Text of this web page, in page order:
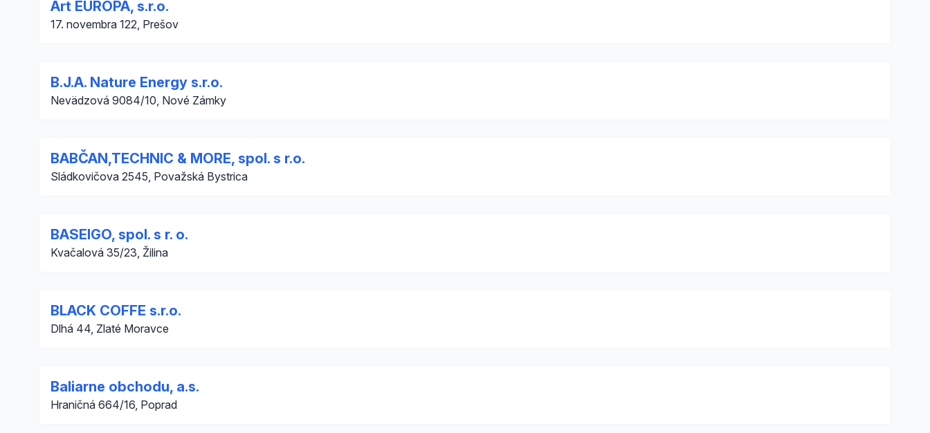
Art EUROPA, s.r.o.
17. novembra 122, Prešov
B.J.A. Nature Energy s.r.o.
Nevädzová 9084/10, Nové Zámky
BABČAN,TECHNIC & MORE, spol. s r.o.
Sládkovičova 2545, Považská Bystrica
BASEIGO, spol. s r. o.
Kvačalová 35/23, Žilina
BLACK COFFE s.r.o.
Dlhá 44, Zlaté Moravce
Baliarne obchodu, a.s.
Hraničná 664/16, Poprad